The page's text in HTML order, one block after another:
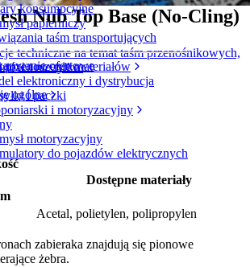
techniczne na temat taśm przenośnikowych,
i nie tylko
ogólne
konsumpcyjne
papierniczy
taśm transportujących
materiałów
elektroniczny i dystrybucja
i paczki
i motoryzacyjny
motoryzacyjny
do pojazdów elektrycznych
Nub Top Base (No-Cling)
ofertowe
Dostępne materiały
Acetal, polietylen, polipropylen
zabieraka znajdują się pionowe
żebra.